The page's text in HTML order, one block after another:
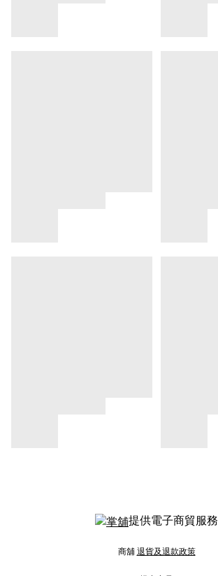
提供電子商貿服務
商舖 退貨及退款政策